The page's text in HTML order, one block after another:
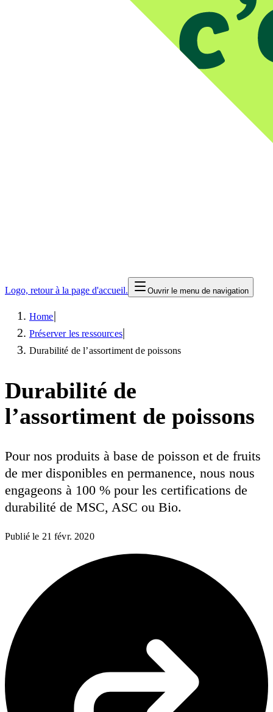
Logo, retour à la page d'accueil. Ouvrir le menu de navigation
Home|
Préserver les ressources|
Durabilité de l’assortiment de poissons
Durabilité de
l’assortiment de poissons
Pour nos produits à base de poisson et de fruits
de mer disponibles en permanence, nous nous
engageons à 100 % pour les certifications de
durabilité de MSC, ASC ou Bio.
Publié le 21 févr. 2020